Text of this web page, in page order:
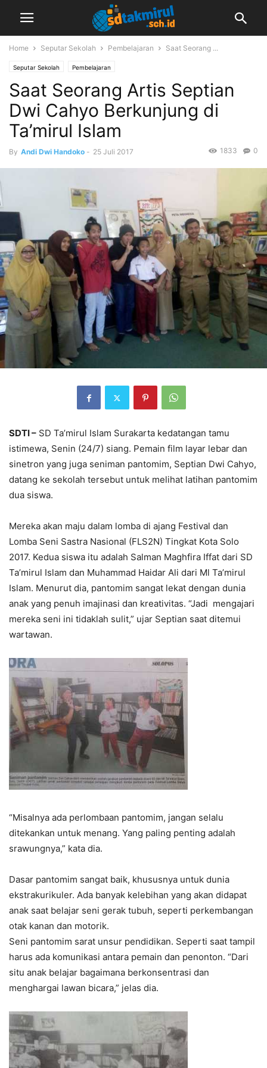
Home Seputar Sekolah Pembelajaran Saat Seorang ...
Seputar Sekolah Pembelajaran
Saat Seorang Artis Septian
Dwi Cahyo Berkunjung di
Ta’mirul Islam
By Andi Dwi Handoko - 25 Juli 2017 0
1833
SDTI – SD Ta’mirul Islam Surakarta kedatangan tamu
istimewa, Senin (24/7) siang. Pemain film layar lebar dan
sinetron yang juga seniman pantomim, Septian Dwi Cahyo,
datang ke sekolah tersebut untuk melihat latihan pantomim
dua siswa.
Mereka akan maju dalam lomba di ajang Festival dan
Lomba Seni Sastra Nasional (FLS2N) Tingkat Kota Solo
2017. Kedua siswa itu adalah Salman Maghfira Iffat dari SD
Ta’mirul Islam dan Muhammad Haidar Ali dari Ml Ta’mirul
Islam. Menurut dia, pantomim sangat lekat dengan dunia
anak yang penuh imajinasi dan kreativitas. “Jadi mengajari
mereka seni ini tidaklah sulit,” ujar Septian saat ditemui
wartawan.
“Misalnya ada perlombaan pantomim, jangan selalu
ditekankan untuk menang. Yang paling penting adalah
srawungnya,” kata dia.
Dasar pantomim sangat baik, khususnya untuk dunia
ekstrakurikuler. Ada banyak kelebihan yang akan didapat
anak saat belajar seni gerak tubuh, seperti perkembangan
otak kanan dan motorik.
Seni pantomim sarat unsur pendidikan. Seperti saat tampil
harus ada komunikasi antara pemain dan penonton. “Dari
situ anak belajar bagaimana berkonsentrasi dan
menghargai lawan bicara,” jelas dia.